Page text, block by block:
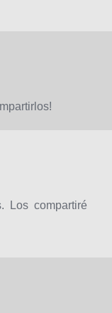
Los compartiré